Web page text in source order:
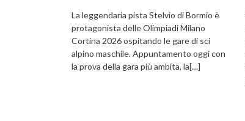
La leggendaria pista Stelvio di Bormio è
protagonista delle Olimpiadi Milano
Cortina 2026 ospitando le gare di sci
alpino maschile. Appuntamento oggi con
la prova della gara più ambita, la[…]